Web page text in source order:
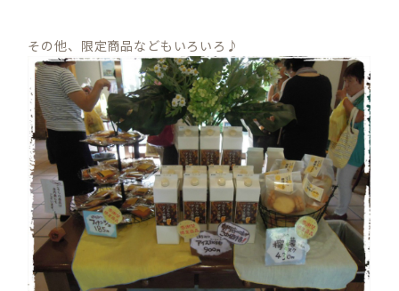
その他、限定商品などもいろいろ♪